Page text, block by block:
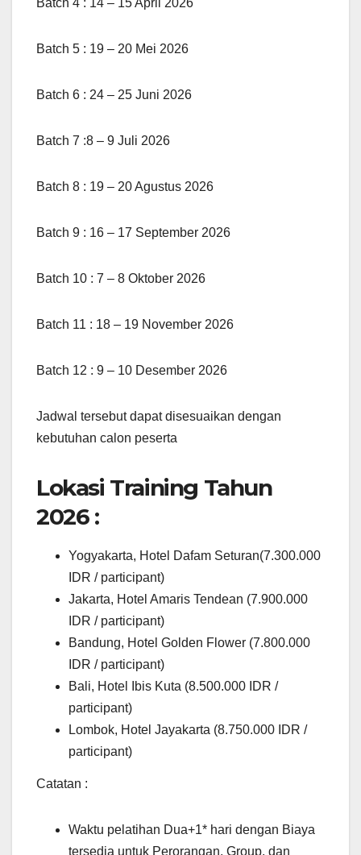
Batch 5 : 19 – 20 Mei 2026
Batch 6 : 24 – 25 Juni 2026
Batch 7 :8 – 9 Juli 2026
Batch 8 : 19 – 20 Agustus 2026
Batch 9 : 16 – 17 September 2026
Batch 10 : 7 – 8 Oktober 2026
Batch 11 : 18 – 19 November 2026
Batch 12 : 9 – 10 Desember 2026
Jadwal tersebut dapat disesuaikan dengan
kebutuhan calon peserta
Lokasi Training Tahun
2026 :
Yogyakarta, Hotel Dafam Seturan(7.300.000
IDR / participant)
Jakarta, Hotel Amaris Tendean (7.900.000
IDR / participant)
Bandung, Hotel Golden Flower (7.800.000
IDR / participant)
Bali, Hotel Ibis Kuta (8.500.000 IDR /
participant)
Lombok, Hotel Jayakarta (8.750.000 IDR /
participant)
Catatan :
Waktu pelatihan Dua+1* hari dengan Biaya
tersedia untuk Perorangan, Group, dan